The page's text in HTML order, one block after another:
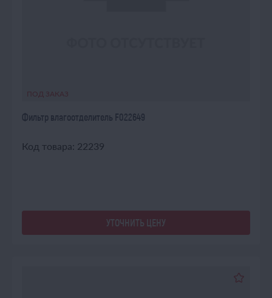
ПОД ЗАКАЗ
Фильтр влагоотделитель F022649
Код товара: 22239
УТОЧНИТЬ ЦЕНУ